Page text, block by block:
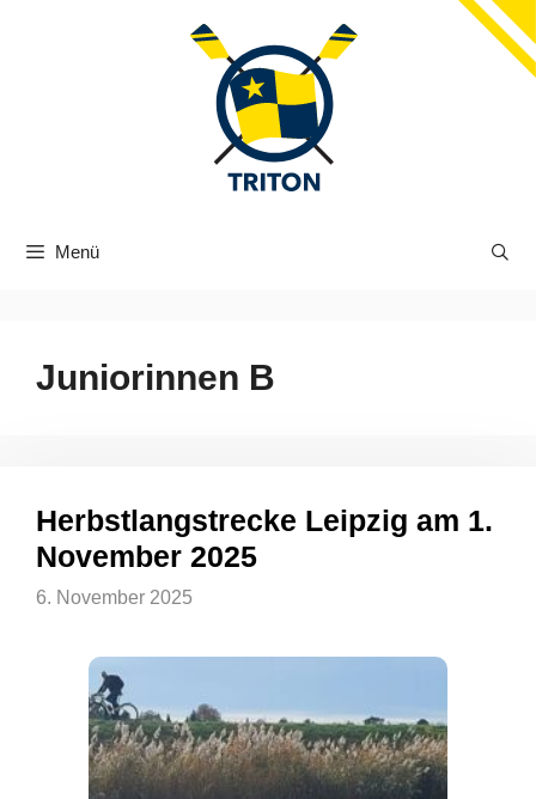
Menü
Juniorinnen B
Herbstlangstrecke Leipzig am 1.
November 2025
6. November 2025